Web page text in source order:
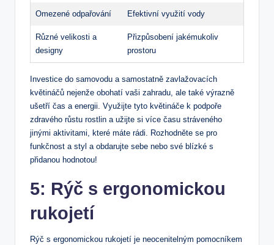
Omezené odpařování Efektivní využití vody
Různé velikosti a
designy
Přizpůsobení jakémukoliv
prostoru
Investice do samovodu a samostatně zavlažovacích
květináčů ‌nejenže obohatí vaši‌ zahradu, ale také výrazně
ušetří čas a energii. Využijte ‍tyto květináče k podpoře
zdravého růstu rostlin a užijte si více času ⁣stráveného
jinými aktivitami, které máte rádi. ⁢Rozhodněte se pro
funkčnost a styl a obdarujte sebe nebo své blízké s
přidanou hodnotou!
5: Rýč s⁣ ergonomickou
rukojetí
Rýč s ergonomickou rukojetí ‍je neocenitelným pomocníkem